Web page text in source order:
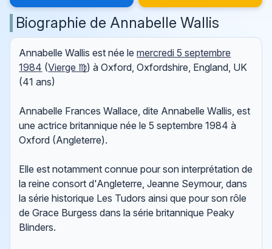
Biographie de Annabelle Wallis
Annabelle Wallis est née lemercredi 5 septembre
1984 (Vierge ♍) à Oxford, Oxfordshire, England, UK
(41 ans)
Annabelle Frances Wallace, dite Annabelle Wallis, est
une actrice britannique née le 5 septembre 1984 à
Oxford (Angleterre).
Elle est notamment connue pour son interprétation de
la reine consort d'Angleterre, Jeanne Seymour, dans
la série historique Les Tudors ainsi que pour son rôle
de Grace Burgess dans la série britannique Peaky
Blinders.